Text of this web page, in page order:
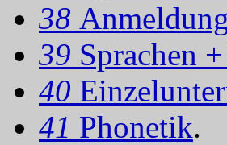
38
39 Sprachen
40
41 Phonetik.